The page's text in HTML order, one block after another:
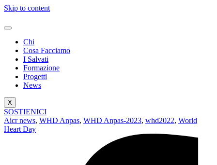
Skip to content
Chi
Cosa Facciamo
I Salvati
Formazione
Progetti
News
X
SOSTIENICI
Aicr news, WHD Anpas, WHD Anpas-2023, whd2022, World
Heart Day